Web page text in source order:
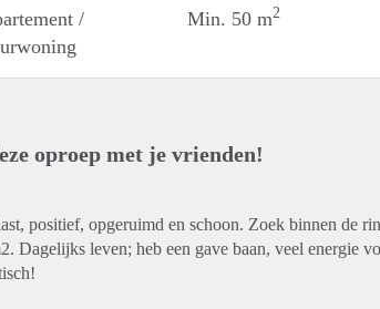
/
Min. 50 m2
oproep met je vrienden!
positief, opgeruimd en schoon. Zoek binnen de
Dagelijks leven; heb een gave baan, veel energie